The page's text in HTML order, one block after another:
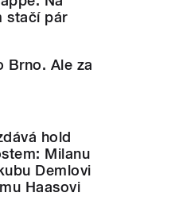
stačí pár
Brno. Ale za
hold
Milanu
Demlovi
Haasovi